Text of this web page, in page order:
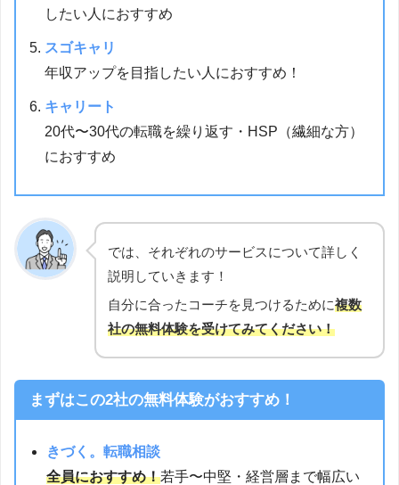
したい人におすすめ
スゴキャリ
年収アップを目指したい人におすすめ！
キャリート
20代〜30代の転職を繰り返す・HSP（繊細な方）
におすすめ
では、それぞれのサービスについて詳しく
説明していきます！
自分に合ったコーチを見つけるために複数
社の無料体験を受けてみてください！
まずはこの2社の無料体験がおすすめ！
きづく。転職相談
全員におすすめ！若手〜中堅・経営層まで幅広い